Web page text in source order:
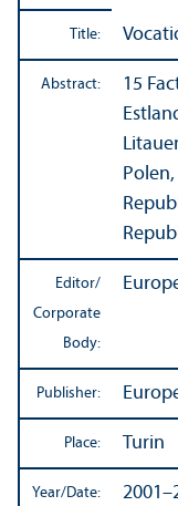
Title:
Abstract:
15
Editor/
Corporate
Body:
Publisher:
Place: Turin
Year/Date: